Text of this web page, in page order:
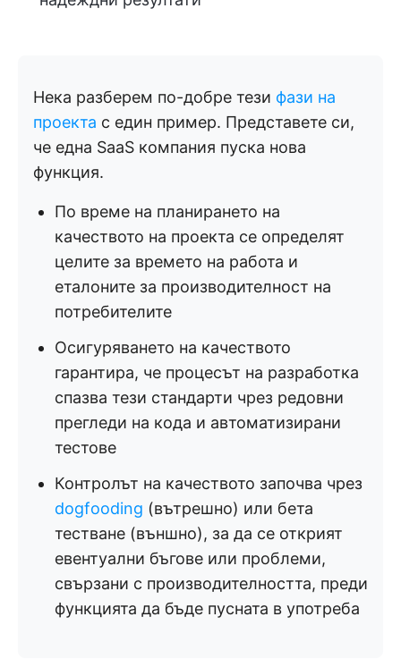
Нека разберем по-добре тези фази на
проекта с един пример. Представете си,
че една SaaS компания пуска нова
функция.
По време на планирането на
качеството на проекта се определят
целите за времето на работа и
еталоните за производителност на
потребителите
Осигуряването на качеството
гарантира, че процесът на разработка
спазва тези стандарти чрез редовни
прегледи на кода и автоматизирани
тестове
Контролът на качеството започва чрез
dogfooding (вътрешно) или бета
тестване (външно), за да се открият
евентуални бъгове или проблеми,
свързани с производителността, преди
функцията да бъде пусната в употреба